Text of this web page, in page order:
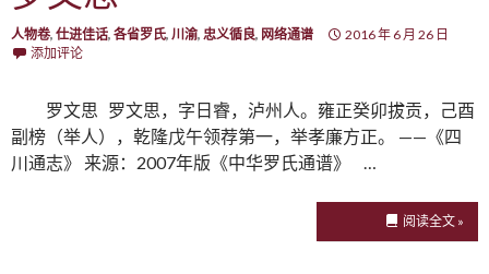
人物卷, 仕进佳话, 各省罗氏, 川渝, 忠义循良, 网络通谱
2016 年 6 月 26 日
添加评论
罗文思 罗文思，字日睿，泸州人。雍正癸卯拔贡，己酉
副榜（举人），乾隆戊午领荐第一，举孝廉方正。 ——《四
川通志》 来源：2007年版《中华罗氏通谱》 …
阅读全文 »